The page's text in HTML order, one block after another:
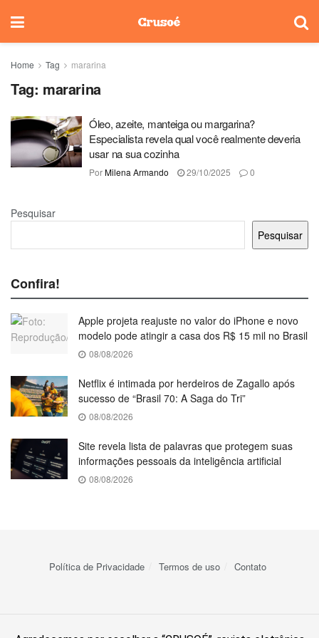
Home Tag mararina
Tag: mararina
Óleo, azeite, manteiga ou margarina?
Especialista revela qual você realmente deveria
usar na sua cozinha
PorMilena Armando 29/10/2025 0
Pesquisar
Pesquisar
Confira!
Apple projeta reajuste no valor do iPhone e novo
modelo pode atingir a casa dos R$ 15 mil no Brasil
08/08/2026
Netflix é intimada por herdeiros de Zagallo após
sucesso de “Brasil 70: A Saga do Tri”
08/08/2026
Site revela lista de palavras que protegem suas
informações pessoais da inteligência artificial
08/08/2026
Política de Privacidade Termos de uso Contato